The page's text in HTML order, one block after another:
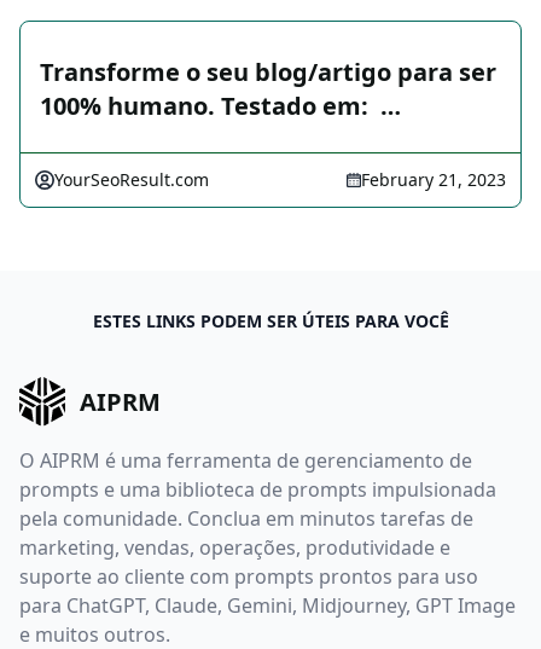
Transforme o seu blog/artigo para ser
100% humano. Testado em: ️ …
YourSeoResult.com February 21, 2023
ESTES LINKS PODEM SER ÚTEIS PARA VOCÊ
AIPRM
O AIPRM é uma ferramenta de gerenciamento de
prompts e uma biblioteca de prompts impulsionada
pela comunidade. Conclua em minutos tarefas de
marketing, vendas, operações, produtividade e
suporte ao cliente com prompts prontos para uso
para ChatGPT, Claude, Gemini, Midjourney, GPT Image
e muitos outros.